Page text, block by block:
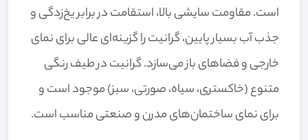
است. مقاومت سایشی بالا، استقامت در برابر یخ‌زدگی و
جذب آب بسیار پایین، گرانیت را گزینه‌ای عالی برای نمای
خارجی و فضاهای باز می‌سازد. گرانیت در طیف رنگی
متنوع (خاکستری، سیاه، صورتی، سبز) موجود است و
برای نمای ساختمان‌های مدرن و صنعتی مناسب است.